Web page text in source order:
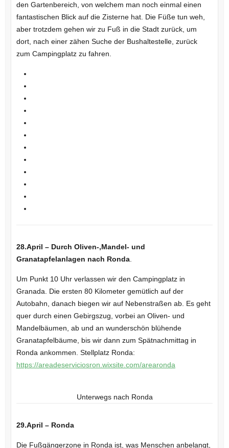
den Gartenbereich, von welchem man noch einmal einen
fantastischen Blick auf die Zisterne hat. Die Füße tun weh,
aber trotzdem gehen wir zu Fuß in die Stadt zurück, um
dort, nach einer zähen Suche der Bushaltestelle, zurück
zum Campingplatz zu fahren.
28.April – Durch Oliven-,Mandel- und
Granatapfelanlagen nach Ronda.
Um Punkt 10 Uhr verlassen wir den Campingplatz in
Granada. Die ersten 80 Kilometer gemütlich auf der
Autobahn, danach biegen wir auf Nebenstraßen ab. Es geht
quer durch einen Gebirgszug, vorbei an Oliven- und
Mandelbäumen, ab und an wunderschön blühende
Granatapfelbäume, bis wir dann zum Spätnachmittag in
Ronda ankommen. Stellplatz Ronda:
https://areadeserviciosron.wixsite.com/arearonda
Unterwegs nach Ronda
29.April – Ronda
Die Fußgängerzone in Ronda ist, was Menschen anbelangt,